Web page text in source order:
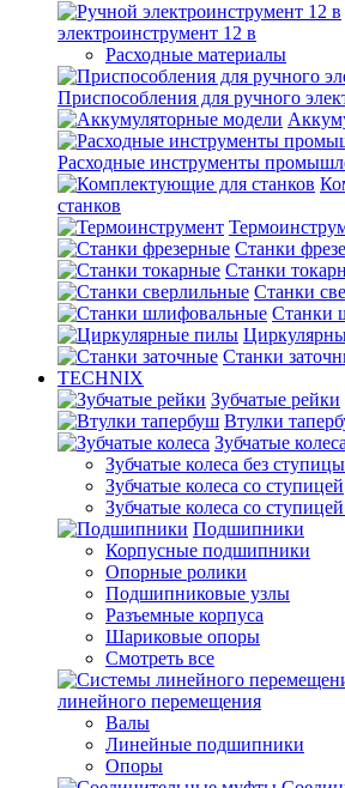
электроинструмент 12 в
Расходные материалы
Приспособления для ручного
Расходные инструменты
станков
Станки
Станки
Станки
Станки
Станки
TECHNIX
Зубчатые рейки
Втулки
Зубчатые колеса
Зубчатые колеса без ступицы
Зубчатые колеса со ступицей
Зубчатые колеса со
Подшипники
Корпусные подшипники
Опорные ролики
Подшипниковые узлы
Разъемные корпуса
Шариковые опоры
Смотреть все
линейного перемещения
Валы
Линейные подшипники
Опоры